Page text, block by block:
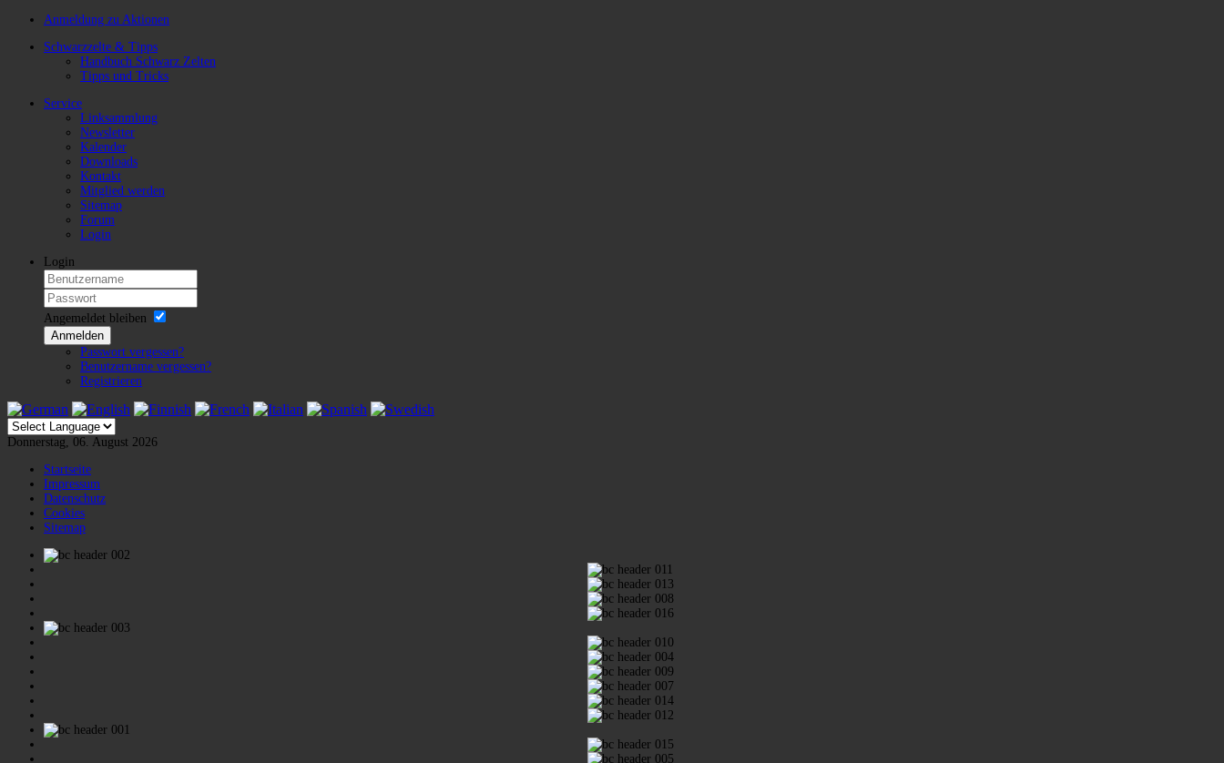
Anmeldung zu Aktionen
Schwarzzelte & Tipps
Handbuch Schwarz Zelten
Tipps und Tricks
Service
Linksammlung
Newsletter
Kalender
Downloads
Kontakt
Mitglied werden
Sitemap
Forum
Login
Login
Angemeldet bleiben
Anmelden
Passwort vergessen?
Benutzername vergessen?
Registrieren
Donnerstag, 06. August 2026
Startseite
Impressum
Datenschutz
Cookies
Sitemap